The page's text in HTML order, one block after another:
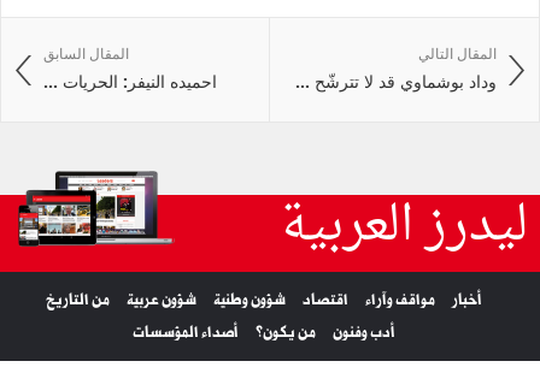
المقال السابق
احميده النيفر: الحريات ...
المقال التالي
وداد بوشماوي قد لا تترشّح ...
ليدرز العربية
أخبار مواقف وآراء اقتصاد شؤون وطنية شؤون عربية
من التاريخ
أدب وفنون
من يكون؟ أصداء المؤسسات